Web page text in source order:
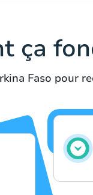
ça
Faso pour